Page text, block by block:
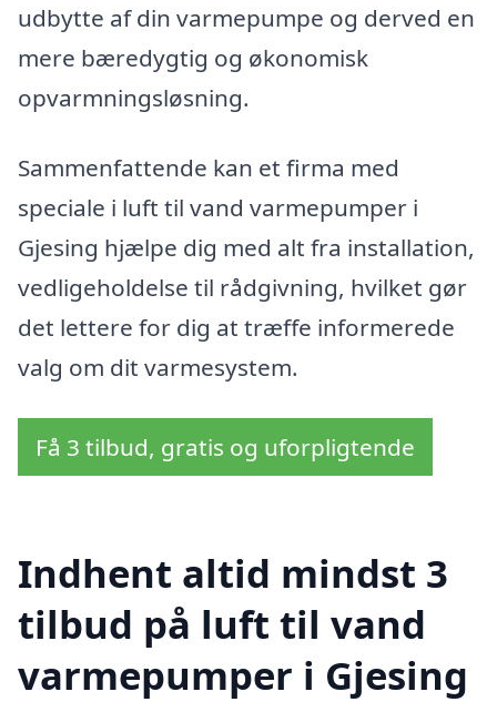
udbytte af din varmepumpe og derved en
mere bæredygtig og økonomisk
opvarmningsløsning.
Sammenfattende kan et firma med
speciale i luft til vand varmepumper i
Gjesing hjælpe dig med alt fra installation,
vedligeholdelse til rådgivning, hvilket gør
det lettere for dig at træffe informerede
valg om dit varmesystem.
Få 3 tilbud, gratis og uforpligtende
Indhent altid mindst 3
tilbud på luft til vand
varmepumper i Gjesing